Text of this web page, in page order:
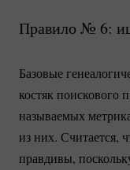
Правило № 6:
Базовые
костяк поискового
называемых
из них. Считается,
правдивы,